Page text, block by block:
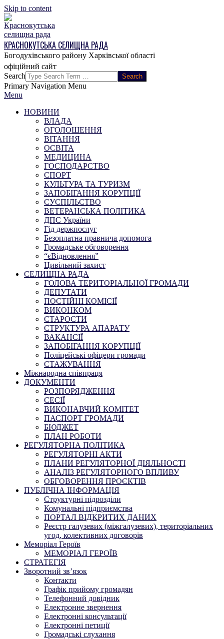
Skip to content
КРАСНОКУТСЬКА СЕЛИЩНА РАДА
Богодухівського району Харківської області
Search
Primary Navigation Menu
Menu
НОВИНИ
ВЛАДА
ОГОЛОШЕННЯ
ВІТАННЯ
ОСВІТА
МЕДИЦИНА
ГОСПОДАРСТВО
СПОРТ
КУЛЬТУРА ТА ТУРИЗМ
ЗАПОБІГАННЯ КОРУПЦІЇ
СУСПІЛЬСТВО
ВЕТЕРАНСЬКА ПОЛІТИКА
ДПС України
Гід держпослуг
Безоплатна правнича допомога
Громадське обговорення
“єВідновлення”
Цивільний захист
СЕЛИЩНА РАДА
ГОЛОВА ТЕРИТОРІАЛЬНОЇ ГРОМАДИ
ДЕПУТАТИ
ПОСТІЙНІ КОМІСІЇ
ВИКОНКОМ
СТАРОСТИ
СТРУКТУРА АПАРАТУ
ВАКАНСІЇ
ЗАПОБІГАННЯ КОРУПЦІЇ
Поліцейські офіцери громади
СТАЖУВАННЯ
Міжнародна співпраця
ДОКУМЕНТИ
РОЗПОРЯДЖЕННЯ
СЕСІЇ
ВИКОНАВЧИЙ КОМІТЕТ
ПАСПОРТ ГРОМАДИ
БЮДЖЕТ
ПЛАН РОБОТИ
РЕГУЛЯТОРНА ПОЛІТИКА
РЕГУЛЯТОРНІ АКТИ
ПЛАНИ РЕГУЛЯТОРНОЇ ДІЯЛЬНОСТІ
АНАЛІЗ РЕГУЛЯТОРНОГО ВПЛИВУ
ОБГОВОРЕННЯ ПРОЄКТІВ
ПУБЛІЧНА ІНФОРМАЦІЯ
Структурні підрозділи
Комунальні підприємства
ПОРТАЛ ВІДКРИТИХ ДАНИХ
Реєстр галузевих (міжгалузевих), територіальних
угод, колективних договорів
Меморіал Героїв
МЕМОРІАЛ ГЕРОЇВ
СТРАТЕГІЯ
Зворотний зв’язок
Контакти
Графік прийому громадян
Телефонний довідник
Електронне звернення
Електронні консультації
Електронні петиції
Громадські слухання